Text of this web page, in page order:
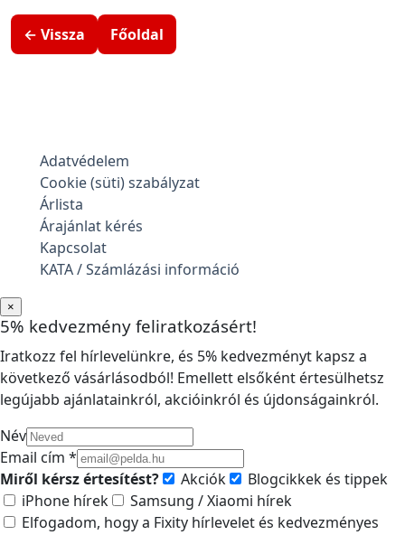
← Vissza Főoldal
Adatvédelem
Cookie (süti) szabályzat
Árlista
Árajánlat kérés
Kapcsolat
KATA / Számlázási információ
×
5% kedvezmény feliratkozásért!
Iratkozz fel hírlevelünkre, és 5% kedvezményt kapsz a
következő vásárlásodból! Emellett elsőként értesülhetsz
legújabb ajánlatainkról, akcióinkról és újdonságainkról.
Név
Email cím *
Miről kérsz értesítést?
Akciók
Blogcikkek és tippek
iPhone hírek
Samsung / Xiaomi hírek
Elfogadom, hogy a Fixity hírlevelet és kedvezményes